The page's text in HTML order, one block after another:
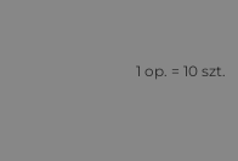
1 op. = 10 szt.